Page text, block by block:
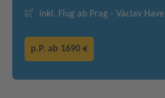
inkl. Flug ab Prag - Václav Havel
p.P. ab 1690 €